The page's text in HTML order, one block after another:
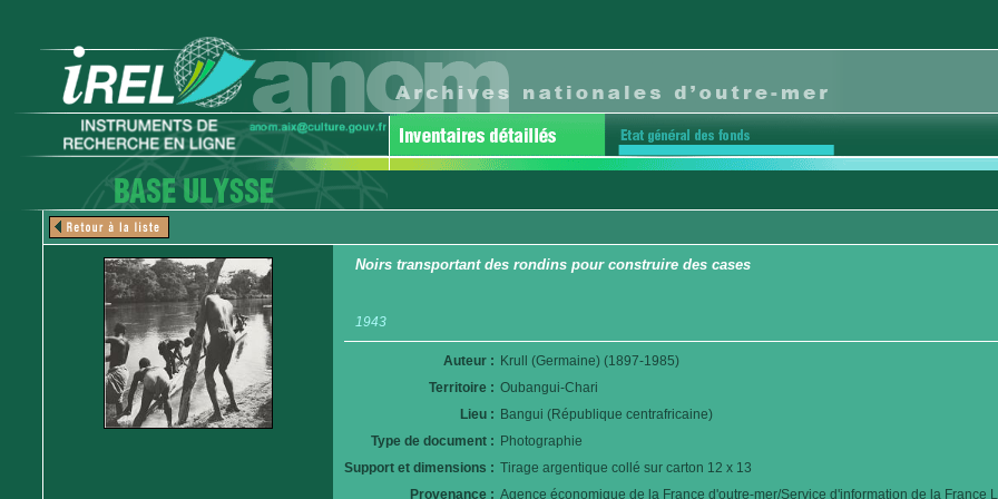
Noirs transportant des rondins pour construire des cases
1943
Auteur : Krull (Germaine) (1897-1985)
Territoire : Oubangui-Chari
Lieu : Bangui (République centrafricaine)
Type de document : Photographie
Support et dimensions : Tirage argentique collé sur carton 12 x 13
Provenance : Agence économique de la France d'outre-mer/Service d'information de la France